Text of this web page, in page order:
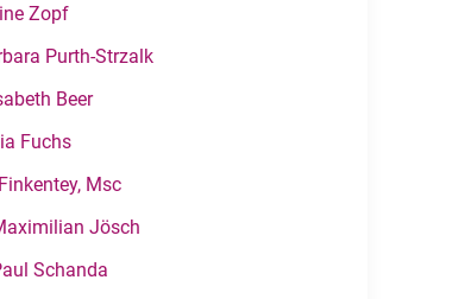
Zopf
Purth-Strzalk
Beer
Fuchs
Msc
Jösch
Schanda